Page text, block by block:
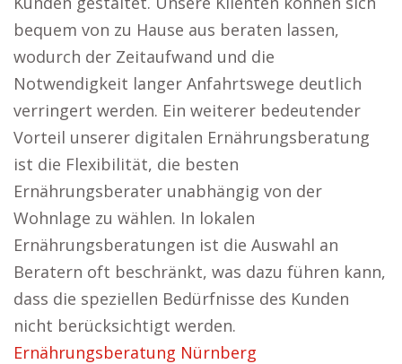
bequem von zu Hause aus beraten lassen,
wodurch der Zeitaufwand und die
Notwendigkeit langer Anfahrtswege deutlich
verringert werden. Ein weiterer bedeutender
Vorteil unserer digitalen Ernährungsberatung
ist die Flexibilität, die besten
Ernährungsberater unabhängig von der
Wohnlage zu wählen. In lokalen
Ernährungsberatungen ist die Auswahl an
Beratern oft beschränkt, was dazu führen kann,
dass die speziellen Bedürfnisse des Kunden
nicht berücksichtigt werden.
Ernährungsberatung Nürnberg